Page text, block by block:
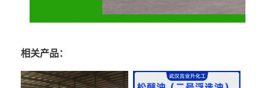
相关产品：